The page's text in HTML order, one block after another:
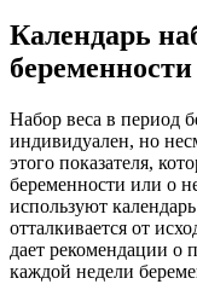
Календарь
беременности
Набор веса в период
индивидуален, но
этого показателя,
беременности или о
используют
отталкивается от
дает рекомендации о
каждой недели